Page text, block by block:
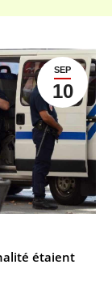
SEP
10
étaient